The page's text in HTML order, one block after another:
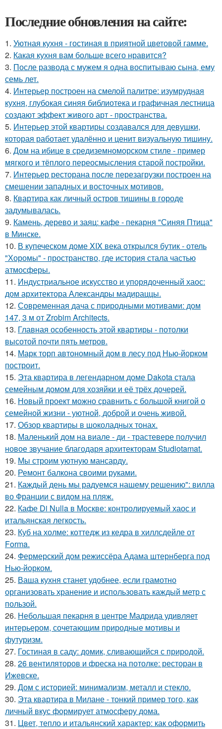
Последние обновления на сайте:
1. Уютная кухня - гостиная в приятной цветовой гамме.
2. Какая кухня вам больше всего нравится?
3. После развода с мужем я одна воспитываю сына, ему
семь лет.
4. Интерьер построен на смелой палитре: изумрудная
кухня, глубокая синяя библиотека и графичная лестница
создают эффект живого арт - пространства.
5. Интерьер этой квартиры создавался для девушки,
которая работает удалённо и ценит визуальную тишину.
6. Дом на ибице в средиземноморском стиле - пример
мягкого и тёплого переосмысления старой постройки.
7. Интерьер ресторана после перезагрузки построен на
смешении западных и восточных мотивов.
8. Квартира как личный остров тишины в городе
задумывалась.
9. Камень, дерево и заяц: кафе - пекарня "Синяя Птица"
в Минске.
10. В купеческом доме XIX века открылся бутик - отель
"Хоромы" - пространство, где история стала частью
атмосферы.
11. Индустриальное искусство и упорядоченный хаос:
дом архитектора Александры мадираццы.
12. Современная дача с природными мотивами: дом
147, 3 м от Zrobim Architects.
13. Главная особенность этой квартиры - потолки
высотой почти пять метров.
14. Марк торп автономный дом в лесу под Нью-йорком
построит.
15. Эта квартира в легендарном доме Dakota стала
семейным домом для хозяйки и её трёх дочерей.
16. Новый проект можно сравнить с большой книгой о
семейной жизни - уютной, доброй и очень живой.
17. Обзор квартиры в шоколадных тонах.
18. Маленький дом на виале - ди - трастевере получил
новое звучание благодаря архитекторам Studiotamat.
19. Мы строим уютную мансарду.
20. Ремонт балкона своими руками.
21. Каждый день мы радуемся нашему решению": вилла
во Франции с видом на пляж.
22. Кафе Di Nulla в Москве: контролируемый хаос и
итальянская легкость.
23. Куб на холме: коттедж из кедра в хиллсдейле от
Forma.
24. Фермерский дом режиссёра Адама штернберга под
Нью-йорком.
25. Ваша кухня станет удобнее, если грамотно
организовать хранение и использовать каждый метр с
пользой.
26. Небольшая пекарня в центре Мадрида удивляет
интерьером, сочетающим природные мотивы и
футуризм.
27. Гостиная в саду: домик, сливающийся с природой.
28. 26 вентиляторов и фреска на потолке: ресторан в
Ижевске.
29. Дом с историей: минимализм, металл и стекло.
30. Эта квартира в Милане - тонкий пример того, как
личный вкус формирует атмосферу дома.
31. Цвет, тепло и итальянский характер: как оформить